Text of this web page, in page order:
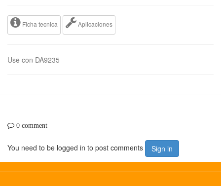
Ficha tecnica Aplicaciones
Use con DA9235
0 comment
You need to be logged in to post comments Sign in